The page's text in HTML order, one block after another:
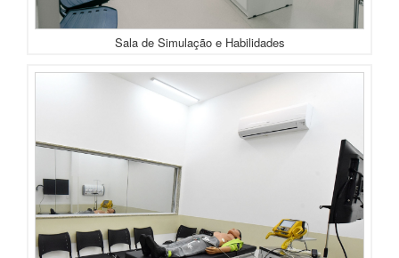
Sala de Simulação e Habilidades